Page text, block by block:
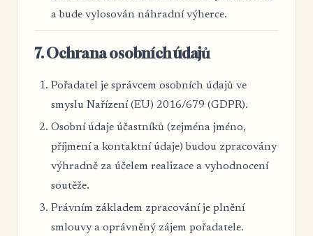
a bude vylosován náhradní výherce.
7. Ochrana osobních údajů
Pořadatel je správcem osobních údajů ve
smyslu Nařízení (EU) 2016/679 (GDPR).
Osobní údaje účastníků (zejména jméno,
příjmení a kontaktní údaje) budou zpracovány
výhradně za účelem realizace a vyhodnocení
soutěže.
Právním základem zpracování je plnění
smlouvy a oprávněný zájem pořadatele.